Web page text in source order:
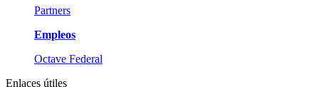
Partners
Empleos
Octave Federal
Enlaces útiles